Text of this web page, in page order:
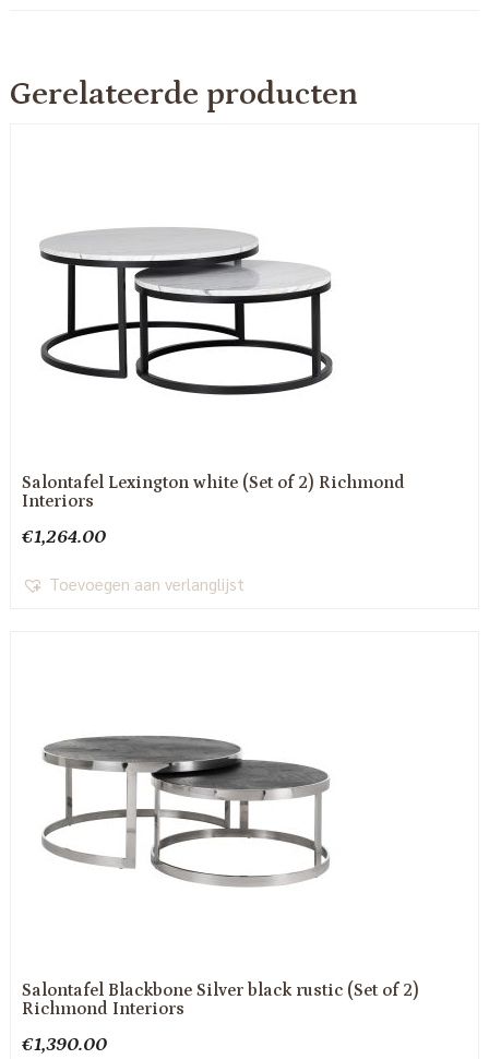
Gerelateerde producten
Salontafel Lexington white (Set of 2) Richmond
Interiors
€1,264.00
Toevoegen aan verlanglijst
Salontafel Blackbone Silver black rustic (Set of 2)
Richmond Interiors
€1,390.00